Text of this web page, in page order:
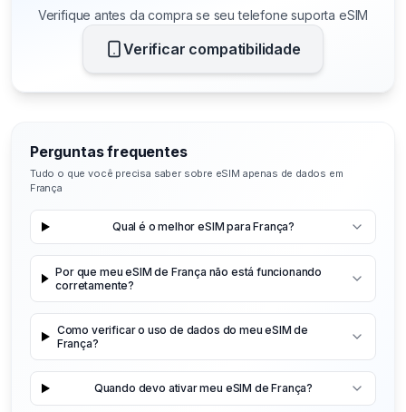
Verifique antes da compra se seu telefone suporta eSIM
Verificar compatibilidade
Perguntas frequentes
Tudo o que você precisa saber sobre eSIM apenas de dados em
França
Qual é o melhor eSIM para França?
Por que meu eSIM de França não está funcionando
corretamente?
Como verificar o uso de dados do meu eSIM de
França?
Quando devo ativar meu eSIM de França?